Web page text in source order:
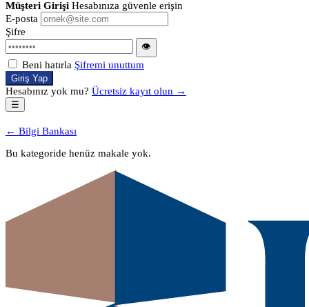
Müşteri Girişi Hesabınıza güvenle erişin
E-posta
Şifre
👁
Beni hatırla Şifremi unuttum
Giriş Yap
Hesabınız yok mu? Ücretsiz kayıt olun →
☰
← Bilgi Bankası
Bu kategoride henüz makale yok.